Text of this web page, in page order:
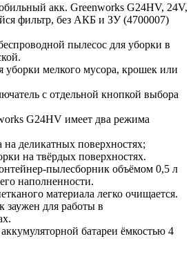
акк. Greenworks G24HV, 24V,
фильтр, без АКБ и ЗУ (4700007)
пылесос для уборки в
уборки мелкого мусора, крошек или
с отдельной кнопкой выбора
G24HV имеет два режима
на деликатных поверхностях;
на твёрдых поверхностях.
пылесборник объёмом 0,5 л
наполненности.
материала легко очищается.
для работы в
батареи ёмкостью 4